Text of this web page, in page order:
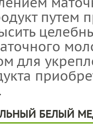
путем
для
БЕЛЫЙ